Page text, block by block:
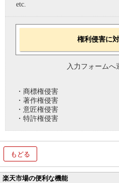
etc.
権利侵害に
入力フォームへ
・商標権侵害
・著作権侵害
・意匠権侵害
・特許権侵害
もどる
楽天市場の便利な機能